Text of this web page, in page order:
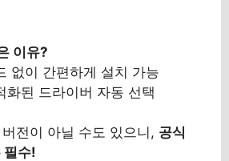
이유?
없이 간편하게 설치 가능
화된 드라이버 자동 선택
전이 아닐 수도 있으니, 공식
필수!